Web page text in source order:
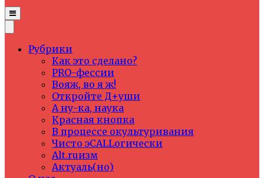
Рубрики
Как это сделано?
PRO-фессии
Вояж, во я ж!
Откройте Д+уши
А ну-ка, наука
Красная кнопка
В процессе окультуривания
Чисто эCALLогически
Alt.ruизм
Актуаль(но)